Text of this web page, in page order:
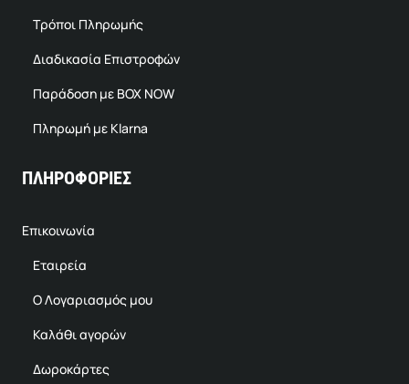
Τρόποι Πληρωμής
Διαδικασία Επιστροφών
Παράδοση με BOX NOW
Πληρωμή με Klarna
ΠΛΗΡΟΦΟΡΙΕΣ
Επικοινωνία
Εταιρεία
Ο Λογαριασμός μου
Καλάθι αγορών
Δωροκάρτες